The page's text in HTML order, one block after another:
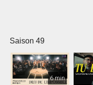
Saison 49
6 min